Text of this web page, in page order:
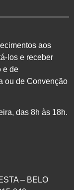
aos
los e receber
e de
ou de Convenção
das 8h às 18h.
– BELO